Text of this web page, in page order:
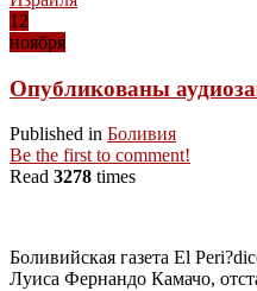
12
ноября
Опубликованы
Published in Боливия
Be the first to comment!
Read 3278 times
Боливийская газета El
Луиса Фернандо Камачо,